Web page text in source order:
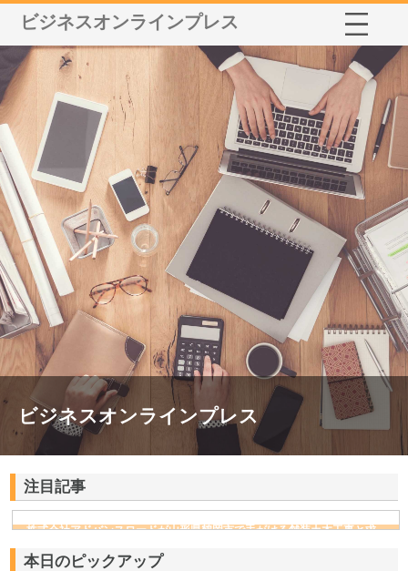
ビジネスオンラインプレス
ビジネスオンラインプレス
注目記事
株式会社アドバンスロードが山形県鶴岡市で手がける舗装土木工事と求
本日のピックアップ